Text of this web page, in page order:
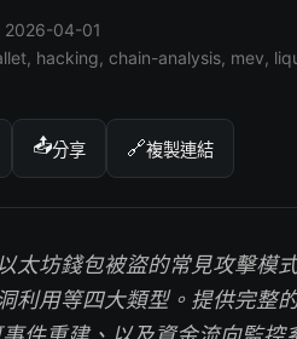
2026-04-01
hacking, chain-analysis, mev,
📤分享 🔗複製連結
太坊錢包被盜的常見攻擊模
利用等四大類型。提供完整